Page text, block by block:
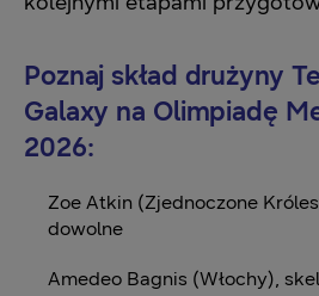
Poznaj skład drużyny
Galaxy na Olimpiadę
2026:
Zoe Atkin (Zjednoczone
dowolne
Amedeo Bagnis (Włochy),